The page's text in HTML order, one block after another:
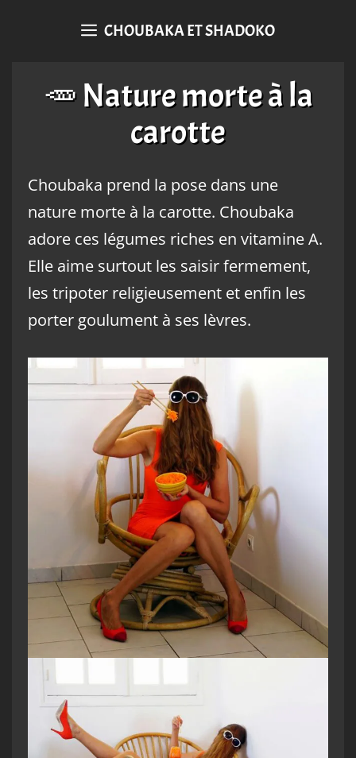
CHOUBAKA ET SHADOKO
🥕 Nature morte à la
carotte
Choubaka prend la pose dans une
nature morte à la carotte. Choubaka
adore ces légumes riches en vitamine A.
Elle aime surtout les saisir fermement,
les tripoter religieusement et enfin les
porter goulument à ses lèvres.